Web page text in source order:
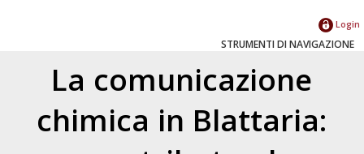
Login
STRUMENTI DI NAVIGAZIONE
La comunicazione
chimica in Blattaria: